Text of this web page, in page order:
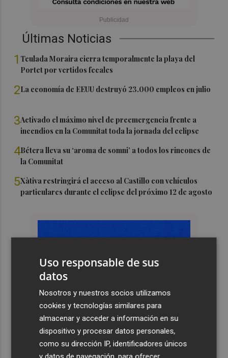
Últimas Noticias
1 Teulada Moraira cierra temporalmente la playa del
Portet por vertidos fecales
2La economía de EEUU destruyó 23.000 empleos en julio
3Activado el máximo nivel de preemergencia frente a
incendios en la Comunitat toda la jornada del eclipse
4Bétera lleva su ‘aroma de somni’ a todos los rincones de
la Comunitat
5Xàtiva restringirá el acceso al Castillo con vehículos
particulares durante el eclipse del próximo 12 de agosto
Uso responsable de sus
datos
Nosotros y nuestros socios utilizamos
cookies y tecnologías similares para
almacenar y acceder a información en su
dispositivo y procesar datos personales,
como su dirección IP, identificadores únicos